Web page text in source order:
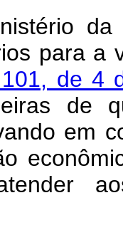
da
para a
de 4
em